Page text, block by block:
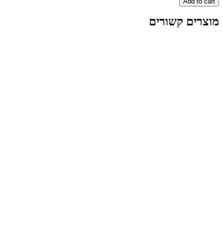
קשורים